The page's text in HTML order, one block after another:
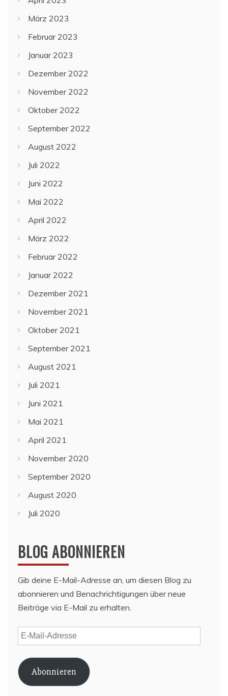
März 2023
Februar 2023
Januar 2023
Dezember 2022
November 2022
Oktober 2022
September 2022
August 2022
Juli 2022
Juni 2022
Mai 2022
April 2022
März 2022
Februar 2022
Januar 2022
Dezember 2021
November 2021
Oktober 2021
September 2021
August 2021
Juli 2021
Juni 2021
Mai 2021
April 2021
November 2020
September 2020
August 2020
Juli 2020
BLOG ABONNIEREN
Gib deine E-Mail-Adresse an, um diesen Blog zu
abonnieren und Benachrichtigungen über neue
Beiträge via E-Mail zu erhalten.
E-
Mail-
Adresse
Abonnieren